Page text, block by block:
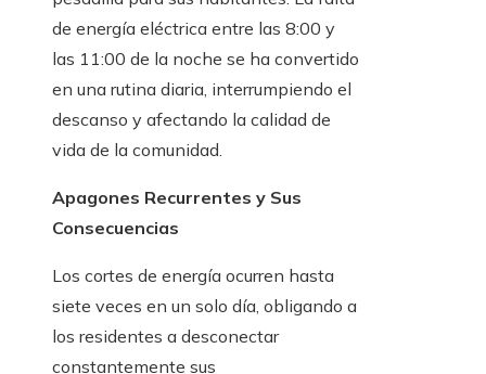
de energía eléctrica entre las 8:00 y
las 11:00 de la noche se ha convertido
en una rutina diaria, interrumpiendo el
descanso y afectando la calidad de
vida de la comunidad.
Apagones Recurrentes y Sus
Consecuencias
Los cortes de energía ocurren hasta
siete veces en un solo día, obligando a
los residentes a desconectar
constantemente sus